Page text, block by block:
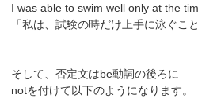
I was able to swim well only at the
「私は、試験の時だけ上手に泳ぐこ
そして、否定文はbe動詞の後ろに
notを付けて以下のようになります。